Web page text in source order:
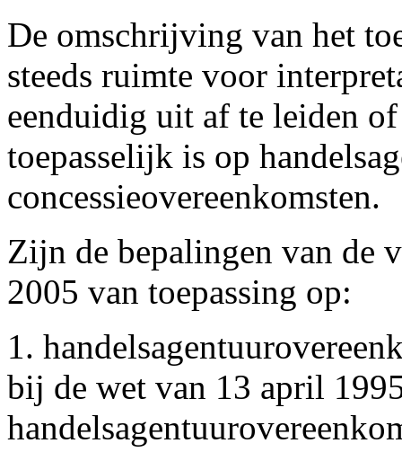
De omschrijving van het
steeds ruimte voor
eenduidig uit af te leiden
toepasselijk is op
concessieovereenkomsten.
Zijn de bepalingen van de
2005 van toepassing op:
1.
bij de wet van 13 april